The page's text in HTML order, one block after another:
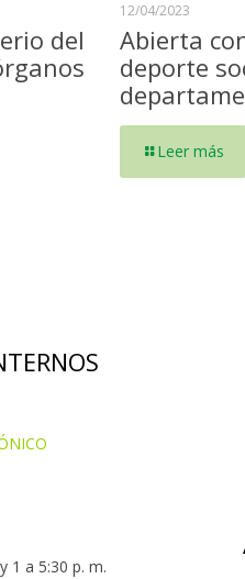
del
12/04/2023
Abierta
deporte
Leer más
1 a 5:30 p. m.